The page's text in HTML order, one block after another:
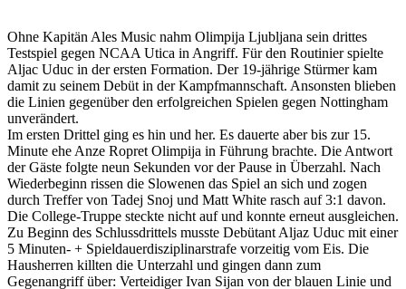
Ohne Kapitän Ales Music nahm Olimpija Ljubljana sein drittes
Testspiel gegen NCAA Utica in Angriff. Für den Routinier spielte
Aljac Uduc in der ersten Formation. Der 19-jährige Stürmer kam
damit zu seinem Debüt in der Kampfmannschaft. Ansonsten blieben
die Linien gegenüber den erfolgreichen Spielen gegen Nottingham
unverändert.
Im ersten Drittel ging es hin und her. Es dauerte aber bis zur 15.
Minute ehe Anze Ropret Olimpija in Führung brachte. Die Antwort
der Gäste folgte neun Sekunden vor der Pause in Überzahl. Nach
Wiederbeginn rissen die Slowenen das Spiel an sich und zogen
durch Treffer von Tadej Snoj und Matt White rasch auf 3:1 davon.
Die College-Truppe steckte nicht auf und konnte erneut ausgleichen.
Zu Beginn des Schlussdrittels musste Debütant Aljaz Uduc mit einer
5 Minuten- + Spieldauerdisziplinarstrafe vorzeitig vom Eis. Die
Hausherren killten die Unterzahl und gingen dann zum
Gegenangriff über: Verteidiger Ivan Sijan von der blauen Linie und